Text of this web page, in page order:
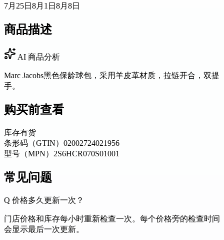
7月25日 8月1日 8月8日
商品描述
AI 商品分析
Marc Jacobs黑色保龄球包，采用羊皮革材质，拉链开合，双提
手。
购买前查看
库存有货
条形码（GTIN） 02002724021956
型号（MPN） 2S6HCR070S01001
常见问题
Q 价格多久更新一次？
门店价格和库存每小时重新检查一次。每个价格旁的检查时间
会显示最后一次更新。